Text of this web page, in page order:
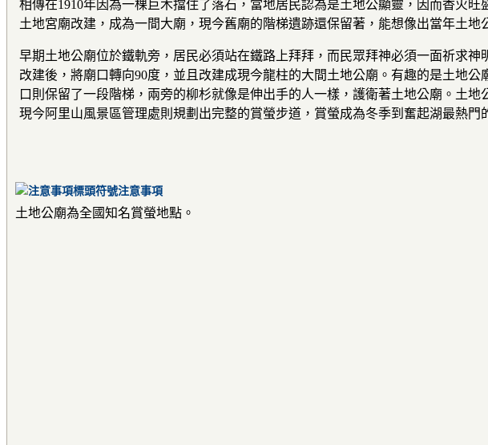
相傳在1910年因為一棵巨木擋住了落石，當地居民認為是土地公顯靈，因而香火
土地宮廟改建，成為一間大廟，現今舊廟的階梯遺跡還保留著，能想像出當年土地
早期土地公廟位於鐵軌旁，居民必須站在鐵路上拜拜，而民眾拜神必須一面祈求
改建後，將廟口轉向90度，並且改建成現今龍柱的大間土地公廟。有趣的是土地
口則保留了一段階梯，兩旁的柳杉就像是伸出手的人一樣，護衛著土地公廟。土
現今阿里山風景區管理處則規劃出完整的賞螢步道，賞螢成為冬季到奮起湖最熱門
注意事項
土地公廟為全國知名賞螢地點。